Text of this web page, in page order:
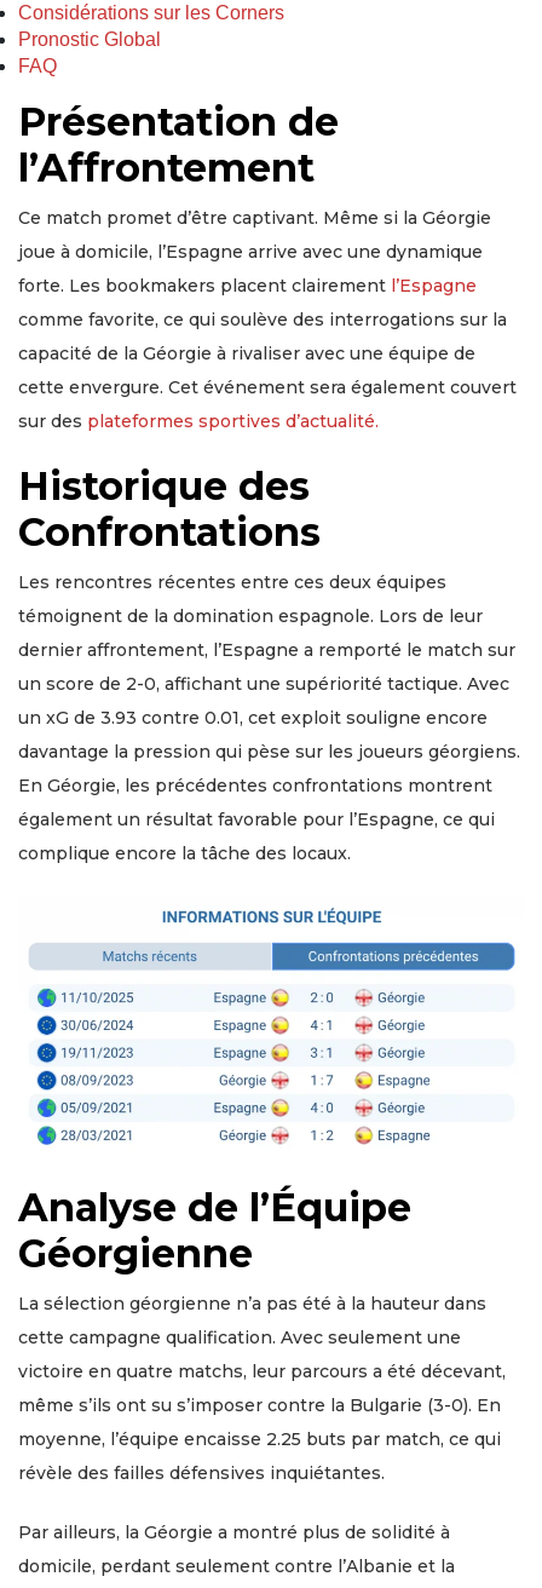
Considérations sur les Corners
Pronostic Global
FAQ
Présentation de
l’Affrontement
Ce match promet d’être captivant. Même si la Géorgie
joue à domicile, l’Espagne arrive avec une dynamique
forte. Les bookmakers placent clairement l’Espagne
comme favorite, ce qui soulève des interrogations sur la
capacité de la Géorgie à rivaliser avec une équipe de
cette envergure. Cet événement sera également couvert
sur des plateformes sportives d’actualité.
Historique des
Confrontations
Les rencontres récentes entre ces deux équipes
témoignent de la domination espagnole. Lors de leur
dernier affrontement, l’Espagne a remporté le match sur
un score de 2-0, affichant une supériorité tactique. Avec
un xG de 3.93 contre 0.01, cet exploit souligne encore
davantage la pression qui pèse sur les joueurs géorgiens.
En Géorgie, les précédentes confrontations montrent
également un résultat favorable pour l’Espagne, ce qui
complique encore la tâche des locaux.
Analyse de l’Équipe
Géorgienne
La sélection géorgienne n’a pas été à la hauteur dans
cette campagne qualification. Avec seulement une
victoire en quatre matchs, leur parcours a été décevant,
même s’ils ont su s’imposer contre la Bulgarie (3-0). En
moyenne, l’équipe encaisse 2.25 buts par match, ce qui
révèle des failles défensives inquiétantes.
Par ailleurs, la Géorgie a montré plus de solidité à
domicile, perdant seulement contre l’Albanie et la